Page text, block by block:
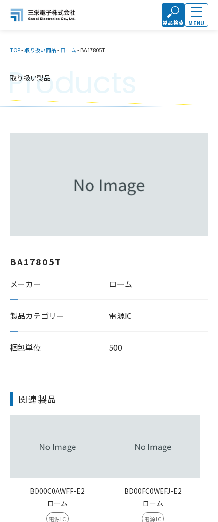
製品検索 MENU
TOP-取り扱い商品-ローム-BA17805T
取り扱い製品
Products
BA17805T
メーカー ローム
製品カテゴリー 電源IC
梱包単位 500
関連製品
BD00C0AWFP-E2
ローム
電源IC
BD00FC0WEFJ-E2
ローム
電源IC